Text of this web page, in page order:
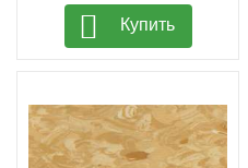
Купить